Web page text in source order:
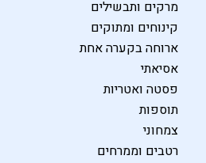
מרקים ותבשילים
קינוחים ומתוקים
ארוחה בקערה אחת
אסיאתי
פסטה ואטריות
תוספות
צמחוני
רטבים וממרחים